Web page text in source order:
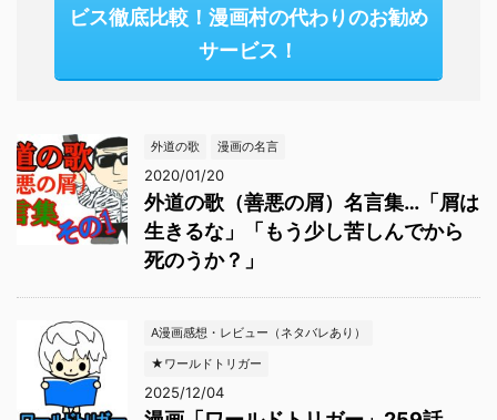
ビス徹底比較！漫画村の代わりのお勧め
サービス！
外道の歌 漫画の名言
2020/01/20
外道の歌（善悪の屑）名言集…「屑は
生きるな」「もう少し苦しんでから
死のうか？」
A漫画感想・レビュー（ネタバレあり）
★ワールドトリガー
2025/12/04